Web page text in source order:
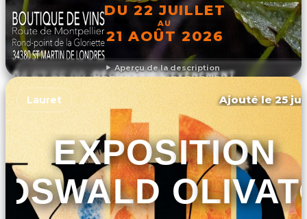
Aperçu de la description
DU 22 JUILLET
AU
21 AOÛT 2026
DÉCOUVRIR L'ÉVÉNEMENT
Lauret Ajouté le 25
EXPOSITION
OSWALD